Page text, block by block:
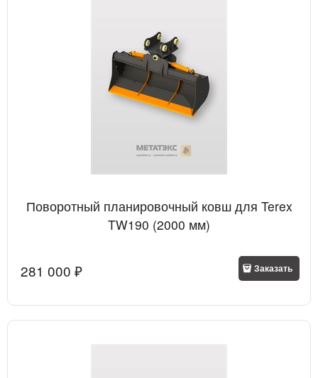
Поворотный планировочный ковш для Terex
TW190 (2000 мм)
281 000 ₽ Заказать